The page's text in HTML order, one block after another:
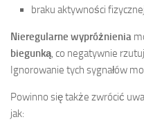
braku aktywności
Nieregularne wypróżnienia
biegunką, co negatywnie
Ignorowanie tych sygnałów
Powinno się także zwrócić
jak: